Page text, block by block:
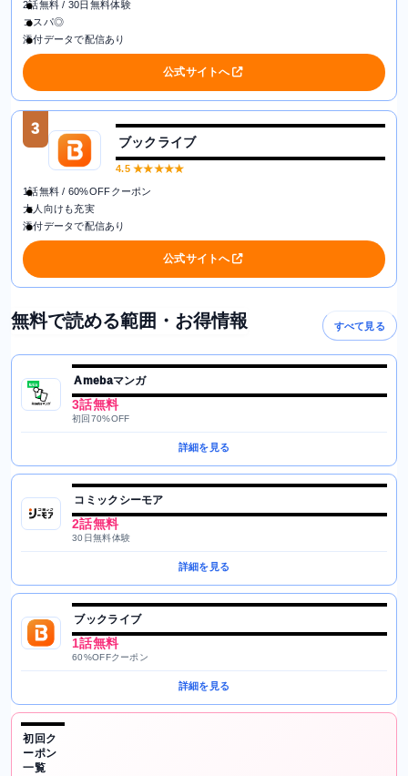
2話無料 / 30日無料体験
コスパ◎
添付データで配信あり
公式サイトへ
3
ブックライブ
4.5★★★★★
1話無料 / 60%OFFクーポン
大人向けも充実
添付データで配信あり
公式サイトへ
無料で読める範囲・お得情報 すべて見る
Amebaマンガ
3話無料
初回70%OFF
詳細を見る
コミックシーモア
2話無料
30日無料体験
詳細を見る
ブックライブ
1話無料
60%OFFクーポン
詳細を見る
初回ク
ーポン
一覧